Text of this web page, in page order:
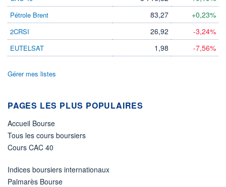
Pétrole Brent 83,27 +0,23%
2CRSI 26,92 -3,24%
EUTELSAT 1,98 -7,56%
Gérer mes listes
PAGES LES PLUS POPULAIRES
Accueil Bourse
Tous les cours boursiers
Cours CAC 40
Indices boursiers internationaux
Palmarès Bourse